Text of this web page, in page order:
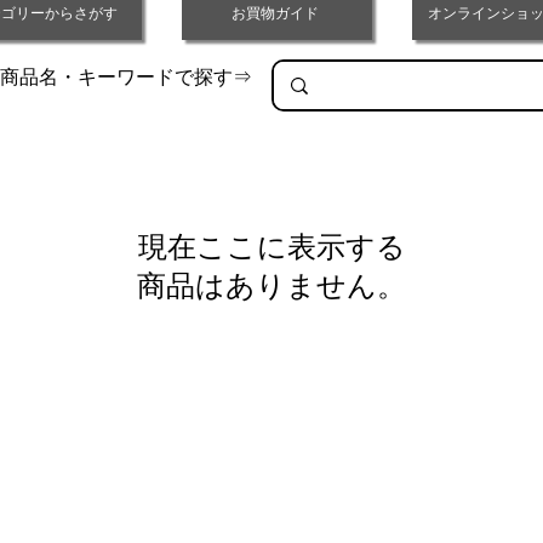
リーからさがす お買物ガイド オンラインショ
商品名・キーワードで探す⇒
現在ここに表示する
商品はありません。